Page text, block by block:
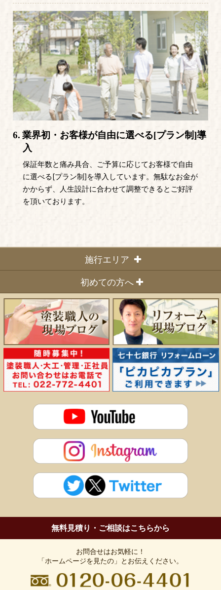
6. 業界初・お客様が自由に選べる[プラン制]導
入
保証年数と痛み具合、ご予算に応じてお客様で自由
に選べる[プラン制]を導入しています。無駄なお金が
かからず、人生設計に合わせて調整できるとご好評
を頂いております。
施行エリア
（青葉区・泉区・太白区・宮城野区）
多賀城市、塩竈市、名取市、東松島市、岩沼市、大崎市
宮城郡
(利府町・七ヶ浜町・松島町)
黒川郡
(富谷町・大和町・大郷町・大衡村)
刈田郡、遠田郡など。
詳しくは「エリアマップ」をご覧ください。
初めての方へ
ハッピーリフォームの特徴
施行の流れについて
専門店のまごころ お見積システム
会社概要
無料見積り・ご相談はこちらから
お問合せはお気軽に！
「ホームページを見たの」とお伝えください。